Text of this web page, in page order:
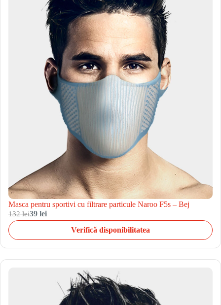
Masca pentru sportivi cu filtrare particule Naroo F5s – Bej
132 lei39 lei
Verifică disponibilitatea